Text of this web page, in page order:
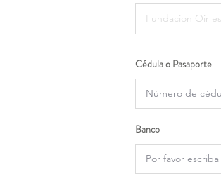
Cédula o Pasaporte
Banco